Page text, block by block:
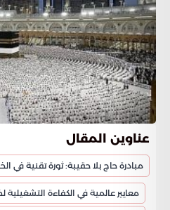
عناوين المقال
معايير عالمية في الكفاءة التشغيلية